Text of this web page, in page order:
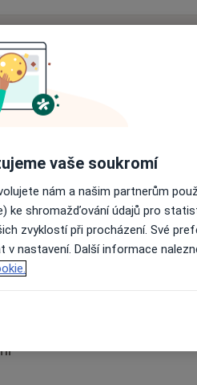
nejsou k dispozici
informace o svých službách.
vaše soukromí
nám a našim partnerům
ke shromažďování údajů pro
zvyklostí při procházení. Své
v nastavení. Další informace